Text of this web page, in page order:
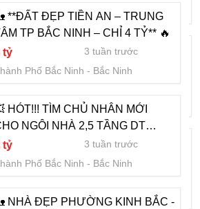
RẺ HƠN GIÁ ĐẤT
Thành Phố Bắc Ninh
Bắc Ninh
căn siêu vip dự án Centa Riverside
gốc CĐT, Vị trí đẹp, cần kết giá tốt.
8 tỷ
3 tuần trước
Thành Phố Bắc Ninh
Bắc Ninh
Một Giây Thôi Là Lỡ Nhau
Đời Đấy Các Bác. 🎋🎋Bán Lô Thổ
Cư Bò Sơn Sau Nhà Hàng Uri
3
1 tháng trước
Thành Phố Bắc Ninh
Bắc Ninh
**ĐẤT ĐẸP TIỀN AN – TRUNG
TP BẮC NINH – CHỈ 4 TỶ** 🔥
tỷ
3 tuần trước
Phố Bắc Ninh
Bắc Ninh
HÓT!!! TÌM CHỦ NHÂN MỚI
NGÔI NHÀ 2,5 TẦNG DT
80M. GIÁ CHỈ HƠN 4 TỶ,
KHẢ LỄ - TP BẮC NINH 💥
tỷ
3 tuần trước
Phố Bắc Ninh
Bắc Ninh
NHÀ ĐẸP PHƯỜNG KINH BẮC -